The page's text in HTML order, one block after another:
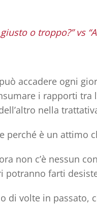
giusto o troppo?” vs
accadere ogni
i rapporti tra
nella
perché è un attimo
non c’è nessun
potranno farti
di volte in